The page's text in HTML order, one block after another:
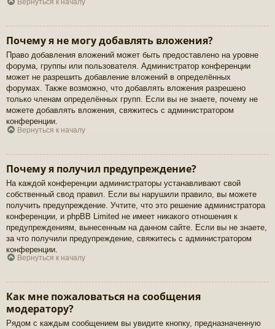
Вернуться к началу
Почему я не могу добавлять вложения?
Право добавления вложений может быть предоставлено на уровне
форума, группы или пользователя. Администратор конференции
может не разрешить добавление вложений в определённых
форумах. Также возможно, что добавлять вложения разрешено
только членам определённых групп. Если вы не знаете, почему не
можете добавлять вложения, свяжитесь с администратором
конференции.
Вернуться к началу
Почему я получил предупреждение?
На каждой конференции администраторы устанавливают свой
собственный свод правил. Если вы нарушили правило, вы можете
получить предупреждение. Учтите, что это решение администратора
конференции, и phpBB Limited не имеет никакого отношения к
предупреждениям, вынесенным на данном сайте. Если вы не знаете,
за что получили предупреждение, свяжитесь с администратором
конференции.
Вернуться к началу
Как мне пожаловаться на сообщения
модератору?
Рядом с каждым сообщением вы увидите кнопку, предназначенную